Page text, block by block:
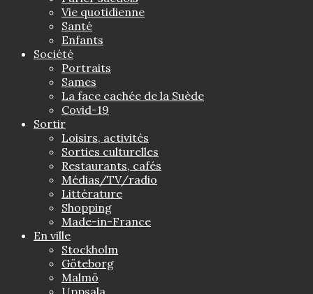
Vie quotidienne
Santé
Enfants
Société
Portraits
Sames
La face cachée de la Suède
Covid-19
Sortir
Loisirs, activités
Sorties culturelles
Restaurants, cafés
Médias/TV/radio
Littérature
Shopping
Made-in-France
En ville
Stockholm
Göteborg
Malmö
Uppsala